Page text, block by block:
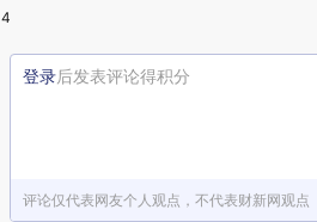
4
登录后发表评论得积分
评论仅代表网友个人观点，不代表财新网观点